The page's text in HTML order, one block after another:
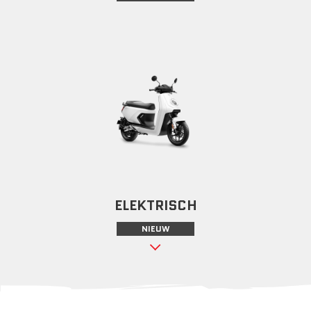
ELEKTRISCH
NIEUW